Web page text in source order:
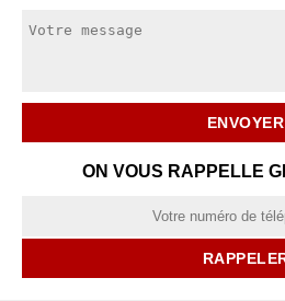
ON VOUS RAPPELLE